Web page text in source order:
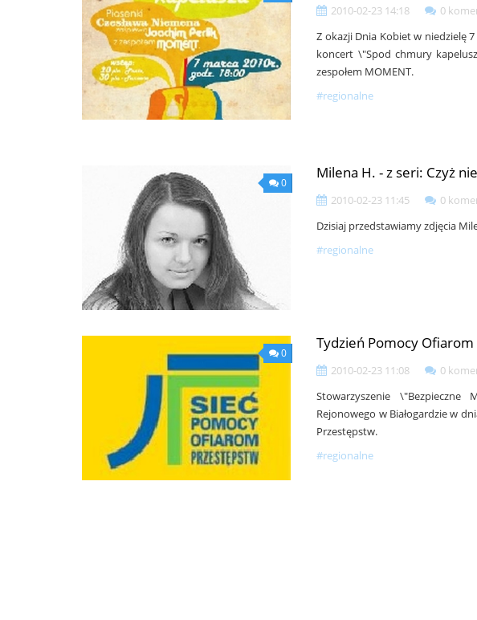
2010-02-23 14:18
0
Z okazji Dnia Kobiet w niedzielę
koncert \"Spod chmury
zespołem MOMENT.
#regionalne
0
Milena H. - z seri: Czyż
2010-02-23 11:45
0
Dzisiaj przedstawiamy zdjęcia
#regionalne
0
Tydzień Pomocy
2010-02-23 11:08
0
Stowarzyszenie
Rejonowego w Białogardzie w
Przestępstw.
#regionalne